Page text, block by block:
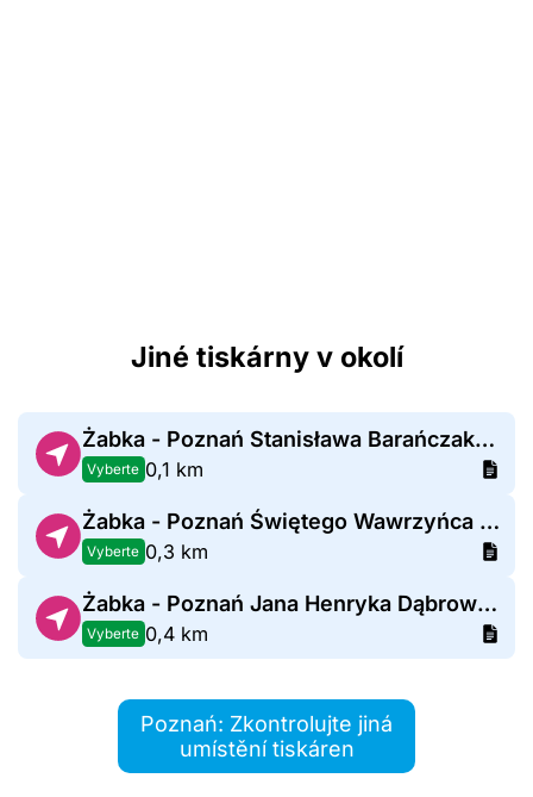
Jiné tiskárny v okolí
Żabka - Poznań Stanisława Barańczaka 1c
Vyberte 0,1 km
Żabka - Poznań Świętego Wawrzyńca 13
Vyberte 0,3 km
Żabka - Poznań Jana Henryka Dąbrowskiego 35
Vyberte 0,4 km
Poznań: Zkontrolujte jiná
umístění tiskáren